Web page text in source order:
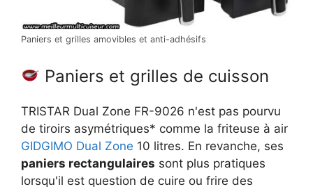
Paniers et grilles amovibles et anti-adhésifs
Paniers et grilles de cuisson
TRISTAR Dual Zone FR-9026 n'est pas pourvu
de tiroirs asymétriques* comme la friteuse à air
GIDGIMO Dual Zone 10 litres. En revanche, ses
paniers rectangulaires sont plus pratiques
lorsqu'il est question de cuire ou frire des